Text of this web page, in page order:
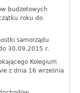
budżetowych
roku do
samorządu
30.09.2015 r.
Kolegium
z dnia 16 września